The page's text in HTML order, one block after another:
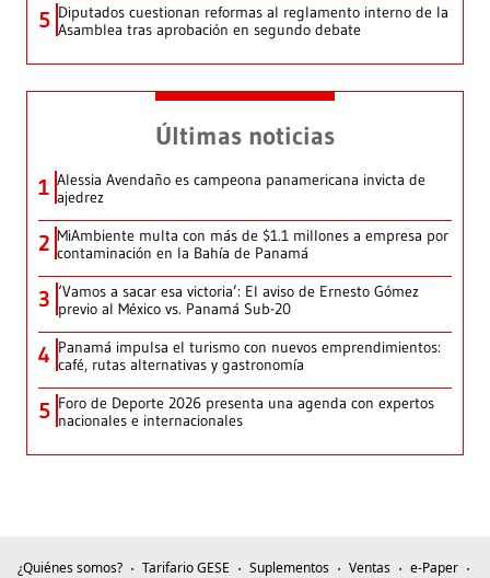
5 Diputados cuestionan reformas al reglamento interno de la
Asamblea tras aprobación en segundo debate
Últimas noticias
1 Alessia Avendaño es campeona panamericana invicta de
ajedrez
2 MiAmbiente multa con más de $1.1 millones a empresa por
contaminación en la Bahía de Panamá
3 ‘Vamos a sacar esa victoria’: El aviso de Ernesto Gómez
previo al México vs. Panamá Sub-20
4 Panamá impulsa el turismo con nuevos emprendimientos:
café, rutas alternativas y gastronomía
5 Foro de Deporte 2026 presenta una agenda con expertos
nacionales e internacionales
¿Quiénes somos? Tarifario GESE Suplementos Ventas
e-Paper